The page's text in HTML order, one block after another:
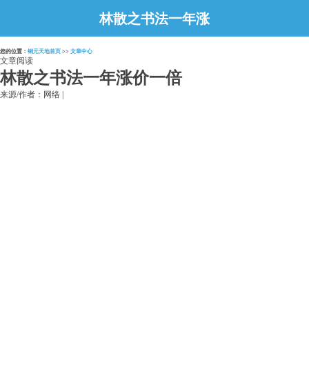
林散之书法一年涨
价一倍
您的位置： 铜元天地首页 >> 文章中心
文章阅读
林散之书法一年涨价一倍
来源/作者：网络 |